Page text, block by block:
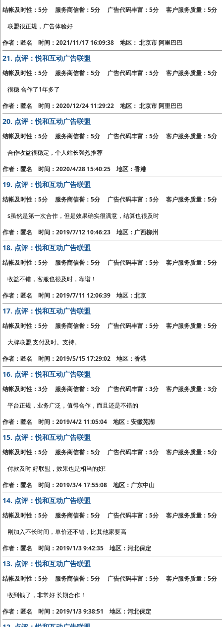
结帐及时性：5分 服务商信誉：5分 广告代码丰富：5分 客户服务质量：5分
联盟很正规，广告体验好
作者：匿名 时间：2021/11/17 16:09:38 地区： 北京市 阿里巴巴
21. 点评：悦和互动广告联盟
结帐及时性：5分 服务商信誉：5分 广告代码丰富：5分 客户服务质量：5分
很稳 合作了1年多了
作者：匿名 时间：2020/12/24 11:29:22 地区： 北京市 阿里巴巴
20. 点评：悦和互动广告联盟
结帐及时性：5分 服务商信誉：5分 广告代码丰富：5分 客户服务质量：5分
合作收益很稳定，个人站长强烈推荐
作者：匿名 时间：2020/4/28 15:40:25 地区：香港
19. 点评：悦和互动广告联盟
结帐及时性：5分 服务商信誉：5分 广告代码丰富：5分 客户服务质量：5分
s虽然是第一次合作，但是效果确实很满意，结算也很及时
作者：匿名 时间：2019/7/12 10:46:23 地区：广西柳州
18. 点评：悦和互动广告联盟
结帐及时性：5分 服务商信誉：5分 广告代码丰富：5分 客户服务质量：5分
收益不错，客服也很及时，靠谱！
作者：匿名 时间：2019/7/11 12:06:39 地区：北京
17. 点评：悦和互动广告联盟
结帐及时性：5分 服务商信誉：5分 广告代码丰富：5分 客户服务质量：5分
大牌联盟,支付及时。支持。
作者：匿名 时间：2019/5/15 17:29:02 地区：香港
16. 点评：悦和互动广告联盟
结帐及时性：3分 服务商信誉：3分 广告代码丰富：3分 客户服务质量：3分
平台正规，业务广泛，值得合作，而且还是不错的
作者：匿名 时间：2019/4/2 11:05:04 地区：安徽芜湖
15. 点评：悦和互动广告联盟
结帐及时性：5分 服务商信誉：5分 广告代码丰富：5分 客户服务质量：5分
付款及时 好联盟，效果也是相当的好!
作者：匿名 时间：2019/3/4 17:55:08 地区：广东中山
14. 点评：悦和互动广告联盟
结帐及时性：5分 服务商信誉：5分 广告代码丰富：5分 客户服务质量：5分
刚加入不长时间，单价还不错，比其他家要高
作者：匿名 时间：2019/1/3 9:42:35 地区：河北保定
13. 点评：悦和互动广告联盟
结帐及时性：5分 服务商信誉：5分 广告代码丰富：5分 客户服务质量：5分
收到钱了，非常好 长期合作！
作者：匿名 时间：2019/1/3 9:38:51 地区：河北保定